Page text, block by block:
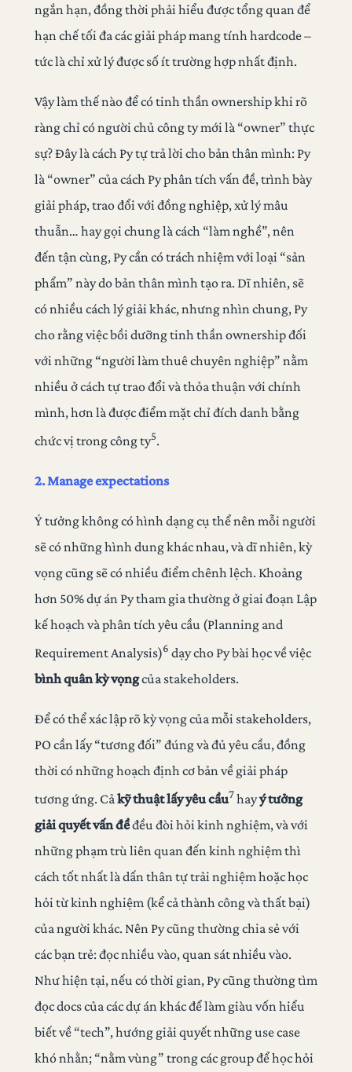
ngắn hạn, đồng thời phải hiểu được tổng quan để
hạn chế tối đa các giải pháp mang tính hardcode –
tức là chỉ xử lý được số ít trường hợp nhất định.
Vậy làm thế nào để có tinh thần ownership khi rõ
ràng chỉ có người chủ công ty mới là “owner” thực
sự? Đây là cách Py tự trả lời cho bản thân mình: Py
là “owner” của cách Py phân tích vấn đề, trình bày
giải pháp, trao đổi với đồng nghiệp, xử lý mâu
thuẫn… hay gọi chung là cách “làm nghề”, nên
đến tận cùng, Py cần có trách nhiệm với loại “sản
phẩm” này do bản thân mình tạo ra. Dĩ nhiên, sẽ
có nhiều cách lý giải khác, nhưng nhìn chung, Py
cho rằng việc bồi dưỡng tinh thần ownership đối
với những “người làm thuê chuyên nghiệp” nằm
nhiều ở cách tự trao đổi và thỏa thuận với chính
mình, hơn là được điểm mặt chỉ đích danh bằng
chức vị trong công ty5.
2. Manage expectations
Ý tưởng không có hình dạng cụ thể nên mỗi người
sẽ có những hình dung khác nhau, và dĩ nhiên, kỳ
vọng cũng sẽ có nhiều điểm chênh lệch. Khoảng
hơn 50% dự án Py tham gia thường ở giai đoạn Lập
kế hoạch và phân tích yêu cầu (Planning and
Requirement Analysis)6 dạy cho Py bài học về việc
bình quân kỳ vọngcủa stakeholders.
Để có thể xác lập rõ kỳ vọng của mỗi stakeholders,
PO cần lấy “tương đối” đúng và đủ yêu cầu, đồng
thời có những hoạch định cơ bản về giải pháp
tương ứng. Cả kỹ thuật lấy yêu cầu7hayý tưởng
giải quyết vấn đềđều đòi hỏi kinh nghiệm, và với
những phạm trù liên quan đến kinh nghiệm thì
cách tốt nhất là dấn thân tự trải nghiệm hoặc học
hỏi từ kinh nghiệm (kể cả thành công và thất bại)
của người khác. Nên Py cũng thường chia sẻ với
các bạn trẻ: đọc nhiều vào, quan sát nhiều vào.
Như hiện tại, nếu có thời gian, Py cũng thường tìm
đọc docs của các dự án khác để làm giàu vốn hiểu
biết về “tech”, hướng giải quyết những use case
khó nhằn; “nằm vùng” trong các group để học hỏi